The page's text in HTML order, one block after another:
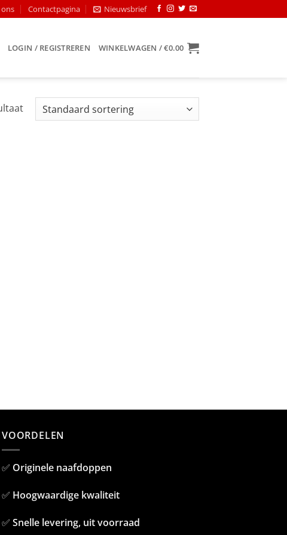
Contactpagina Nieuwsbrief
LOGIN / REGISTREREN WINKELWAGEN /€0.00
VOORDELEN
✅ Originele naafdoppen
✅ Hoogwaardige kwaliteit
✅ Snelle levering, uit voorraad